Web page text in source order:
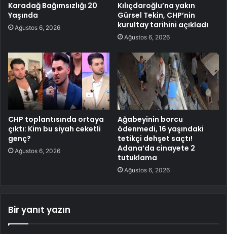
Karadağ Bağımsızlığı 20
Yaşında
Ağustos 6, 2026
Kılıçdaroğlu’na yakın
Gürsel Tekin, CHP’nin
kurultay tarihini açıkladı
Ağustos 6, 2026
CHP toplantısında ortaya
çıktı: Kim bu siyah ceketli
genç?
Ağustos 6, 2026
Ağabeyinin borcu
ödenmedi, 16 yaşındaki
tetikçi dehşet saçtı!
Adana’da cinayete 2
tutuklama
Ağustos 6, 2026
Bir yanıt yazın